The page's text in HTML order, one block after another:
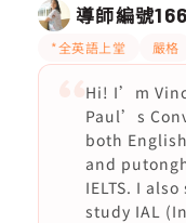
導師編號
*全英語上堂 嚴格
Hi! I’m
Paul’s
both
and
IELTS. I
study IAL